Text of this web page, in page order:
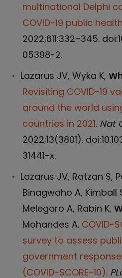
multinational Delphi
COVID-19 public
2022;611:332–345.
05398-2.
Lazarus JV, Wyka K,
Revisiting COVID-19
around the world
countries in 2021. Nat
2022;13(3801).
31441-x.
Lazarus JV, Ratzan S,
Binagwaho A, Kimball
Melegaro A, Rabin K,
Mohandes A. COVID-
survey to assess
government
(COVID-SCORE-10).